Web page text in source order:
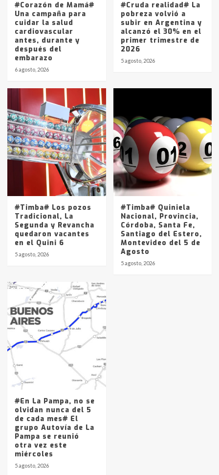
#Corazón de Mamá#
Una campaña para
cuidar la salud
cardiovascular
antes, durante y
después del
embarazo
6 agosto, 2026
#Cruda realidad# La
pobreza volvió a
subir en Argentina y
alcanzó el 30% en el
primer trimestre de
2026
5 agosto, 2026
#Timba# Los pozos
Tradicional, La
Segunda y Revancha
quedaron vacantes
en el Quini 6
5 agosto, 2026
#Timba# Quiniela
Nacional, Provincia,
Córdoba, Santa Fe,
Santiago del Estero,
Montevideo del 5 de
Agosto
5 agosto, 2026
#En La Pampa, no se
olvidan nunca del 5
de cada mes# El
grupo Autovía de La
Pampa se reunió
otra vez este
miércoles
5 agosto, 2026